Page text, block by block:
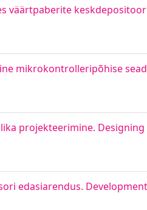
väärtpaberite
mikrokontrolleripõhise
projekteerimine. Designing
edasiarendus.